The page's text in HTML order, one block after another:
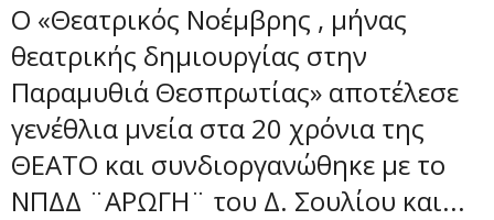
Ο «Θεατρικός Νοέμβρης , μήνας
θεατρικής δημιουργίας στην
Παραμυθιά Θεσπρωτίας» αποτέλεσε
γενέθλια μνεία στα 20 χρόνια της
ΘΕΑΤΟ και συνδιοργανώθηκε με το
ΝΠΔΔ ¨ΑΡΩΓΗ¨ του Δ. Σουλίου και...